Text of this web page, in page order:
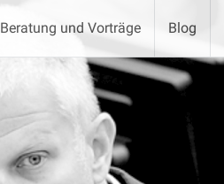
Beratung und Vorträge Blog